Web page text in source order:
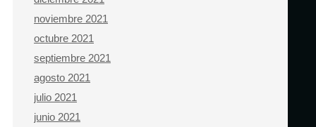
noviembre 2021
octubre 2021
septiembre 2021
agosto 2021
julio 2021
junio 2021